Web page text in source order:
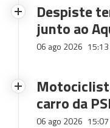
Despiste
junto ao
06 ago 2026 15:13
carro da
06 ago 2026 15:07